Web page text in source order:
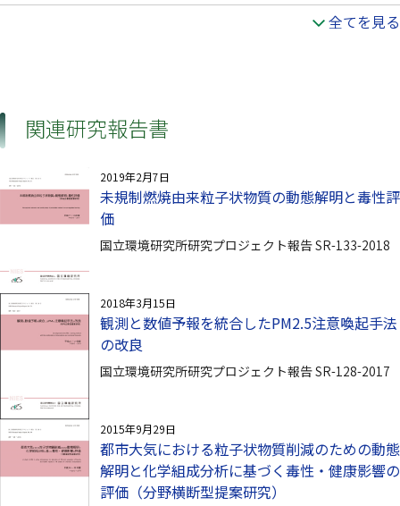
全てを見る
関連研究報告書
2019年2月7日
未規制燃焼由来粒子状物質の動態解明と毒性評
価
国立環境研究所研究プロジェクト報告 SR-133-2018
2018年3月15日
観測と数値予報を統合したPM2.5注意喚起手法
の改良
国立環境研究所研究プロジェクト報告 SR-128-2017
2015年9月29日
都市大気における粒子状物質削減のための動態
解明と化学組成分析に基づく毒性・健康影響の
評価（分野横断型提案研究）